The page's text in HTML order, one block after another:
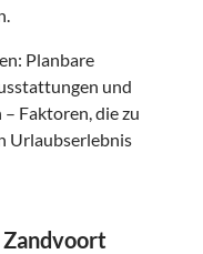
Planbare
und
Faktoren, die zu
Urlaubserlebnis